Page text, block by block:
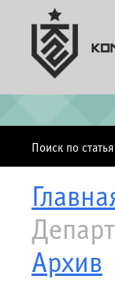
Поиск по
Архив